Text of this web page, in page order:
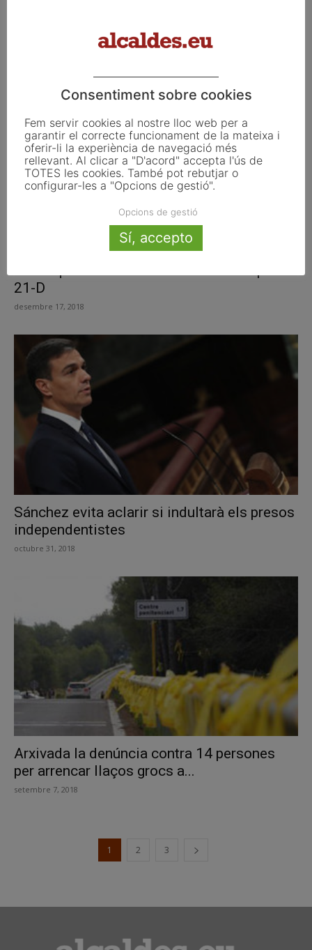
Les eleccions més independentistes
21-D
desembre 17, 2018
Sánchez evita aclarir si indultarà els presos
independentistes
octubre 31, 2018
Arxivada la denúncia contra 14 persones
per arrencar llaços grocs a...
setembre 7, 2018
1 2 3
Consentiment sobre cookies
Fem servir cookies al nostre lloc web per a
garantir el correcte funcionament de la mateixa i
oferir-li la experiència de navegació més
rellevant. Al clicar a "D'acord" accepta l'ús de
TOTES les cookies. També pot rebutjar o
configurar-les a "Opcions de gestió".
Opcions de gestió
Sí, accepto